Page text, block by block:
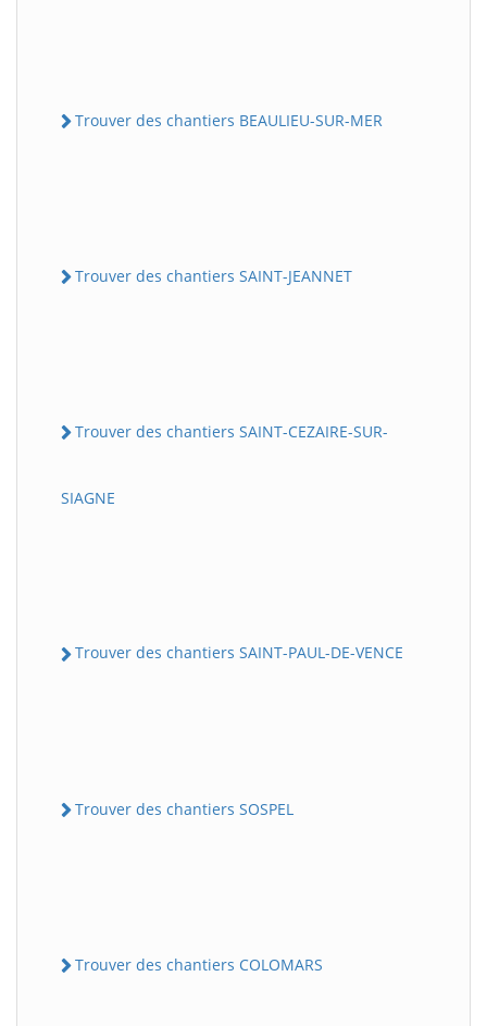
Trouver des chantiers BEAULIEU-SUR-MER
Trouver des chantiers SAINT-JEANNET
Trouver des chantiers SAINT-CEZAIRE-SUR-
SIAGNE
Trouver des chantiers SAINT-PAUL-DE-VENCE
Trouver des chantiers SOSPEL
Trouver des chantiers COLOMARS